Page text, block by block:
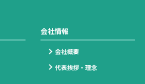
会社情報
会社概要
代表挨拶・理念